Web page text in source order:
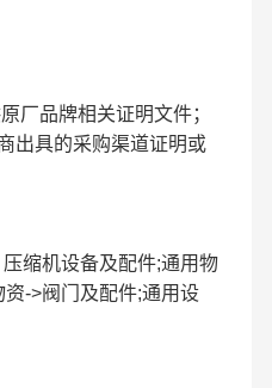
厂品牌相关证明文件；
出具的采购渠道证明或
缩机设备及配件;通用物
->阀门及配件;通用设